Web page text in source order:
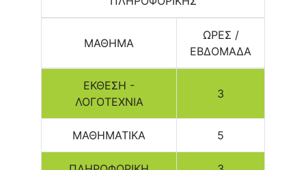
ΜΑΘΗΜΑ
ΩΡΕΣ /
ΕΒΔΟΜΑΔΑ
ΕΚΘΕΣΗ -
ΛΟΓΟΤΕΧΝΙΑ
3
ΜΑΘΗΜΑΤΙΚΑ 5